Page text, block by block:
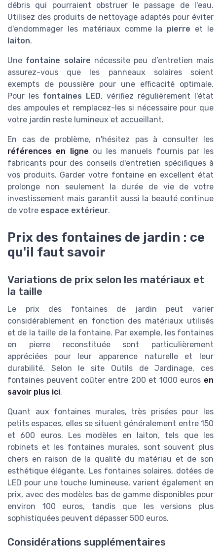
débris qui pourraient obstruer le passage de l'eau.
Utilisez des produits de nettoyage adaptés pour éviter
d'endommager les matériaux comme la pierre et le
laiton.
Une fontaine solaire nécessite peu d’entretien mais
assurez-vous que les panneaux solaires soient
exempts de poussière pour une efficacité optimale.
Pour les fontaines LED, vérifiez régulièrement l'état
des ampoules et remplacez-les si nécessaire pour que
votre jardin reste lumineux et accueillant.
En cas de problème, n'hésitez pas à consulter les
références en ligne ou les manuels fournis par les
fabricants pour des conseils d'entretien spécifiques à
vos produits. Garder votre fontaine en excellent état
prolonge non seulement la durée de vie de votre
investissement mais garantit aussi la beauté continue
de votre espace extérieur.
Prix des fontaines de jardin : ce
qu'il faut savoir
Variations de prix selon les matériaux et
la taille
Le prix des fontaines de jardin peut varier
considérablement en fonction des matériaux utilisés
et de la taille de la fontaine. Par exemple, les fontaines
en pierre reconstituée sont particulièrement
appréciées pour leur apparence naturelle et leur
durabilité. Selon le site Outils de Jardinage, ces
fontaines peuvent coûter entre 200 et 1000 euros en
savoir plus ici.
Quant aux fontaines murales, très prisées pour les
petits espaces, elles se situent généralement entre 150
et 600 euros. Les modèles en laiton, tels que les
robinets et les fontaines murales, sont souvent plus
chers en raison de la qualité du matériau et de son
esthétique élégante. Les fontaines solaires, dotées de
LED pour une touche lumineuse, varient également en
prix, avec des modèles bas de gamme disponibles pour
environ 100 euros, tandis que les versions plus
sophistiquées peuvent dépasser 500 euros.
Considérations supplémentaires